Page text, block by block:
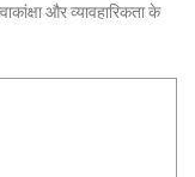
और व्यावहारिकता के